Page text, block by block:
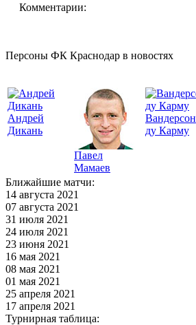
Комментарии:
Персоны ФК Краснодар в новостях
Андрей
Дикань
Павел
Мамаев
Вандерсон
ду Карму
Ближайшие матчи:
14 августа 2021
07 августа 2021
31 июля 2021
24 июля 2021
23 июня 2021
16 мая 2021
08 мая 2021
01 мая 2021
25 апреля 2021
17 апреля 2021
Турнирная таблица: